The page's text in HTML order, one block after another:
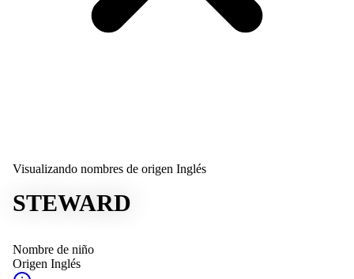
Visualizando nombres de origen Inglés
STEWARD
Nombre de niño
Origen Inglés